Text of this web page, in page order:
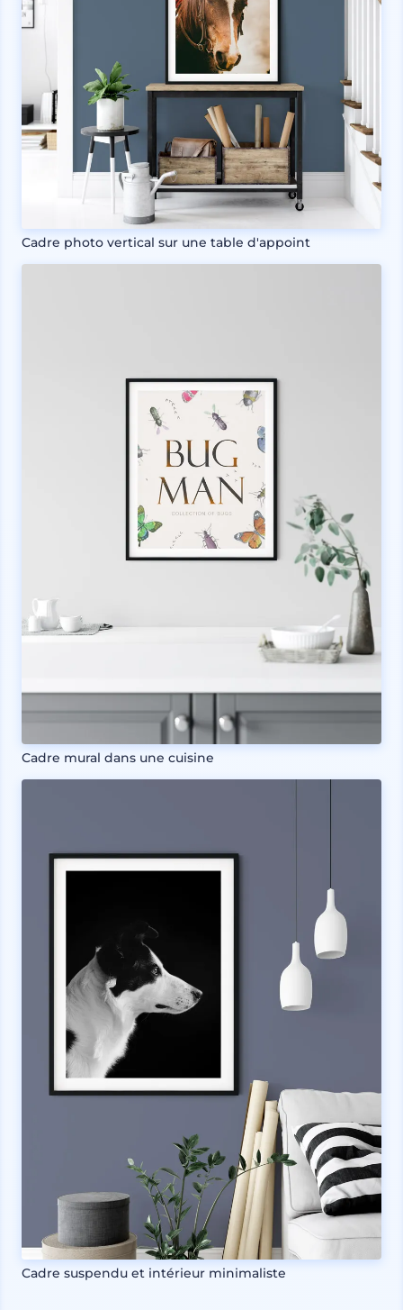
Cadre photo vertical sur une table d'appoint
Cadre mural dans une cuisine
Cadre suspendu et intérieur minimaliste